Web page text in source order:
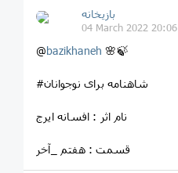
بازیخانه
04 March 2022 20:06
@bazikhaneh 🌸🍃
#شاهنامه برای نوجوانان
نام اثر : افسانه ایرج
قسمت : هفتم _آخر